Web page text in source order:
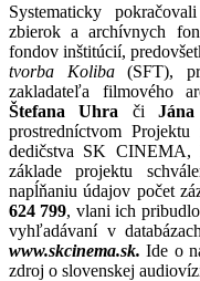
Systematicky
zbierok a archívnych
fondov inštitúcií,
tvorba Koliba(SFT),
zakladateľa filmového
Štefana Uhra či
prostredníctvom Projektu
dedičstva SK
základe projektu
napĺňaniu údajov počet
624 799, vlani ich pribudlo
vyhľadávaní v
www.skcinema.sk. Ide o
zdroj o slovenskej